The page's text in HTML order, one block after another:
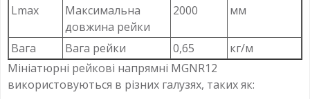
Lmax
Максимальна
довжина рейки
2000 мм
Вага Вага рейки 0,65
кг/м
Мініатюрні рейкові напрямні MGNR12
використовуються в різних галузях, таких як: